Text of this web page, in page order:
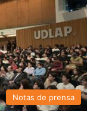
Notas de prensa